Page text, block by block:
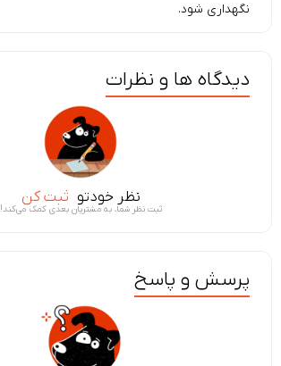
نگهداری شود.
دیدگاه ها و نظرات
نظر خودتو ثبت کن
ثبت نظر شما، به مشتریان بعدی کمک می‌کند!
پرسش و پاسخ